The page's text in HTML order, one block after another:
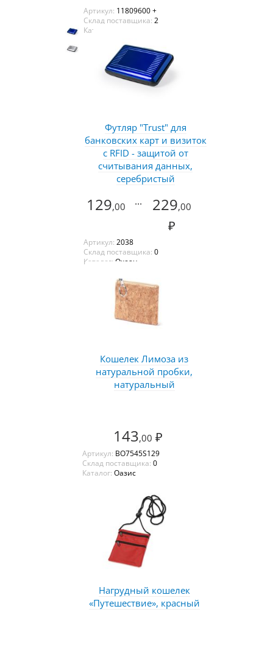
Артикул: 11809600 +
Склад поставщика: 2
Каталог:
Футляр "Trust" для
банковских карт и визиток
с RFID - защитой от
считывания данных,
серебристый
129,00 ... 229,00
₽
Артикул: 2038
Склад поставщика: 0
Каталог: Океан
Кошелек Лимоза из
натуральной пробки,
натуральный
143,00 ₽
Артикул: BO7545S129
Склад поставщика: 0
Каталог: Оазис
Нагрудный кошелек
«Путешествие», красный